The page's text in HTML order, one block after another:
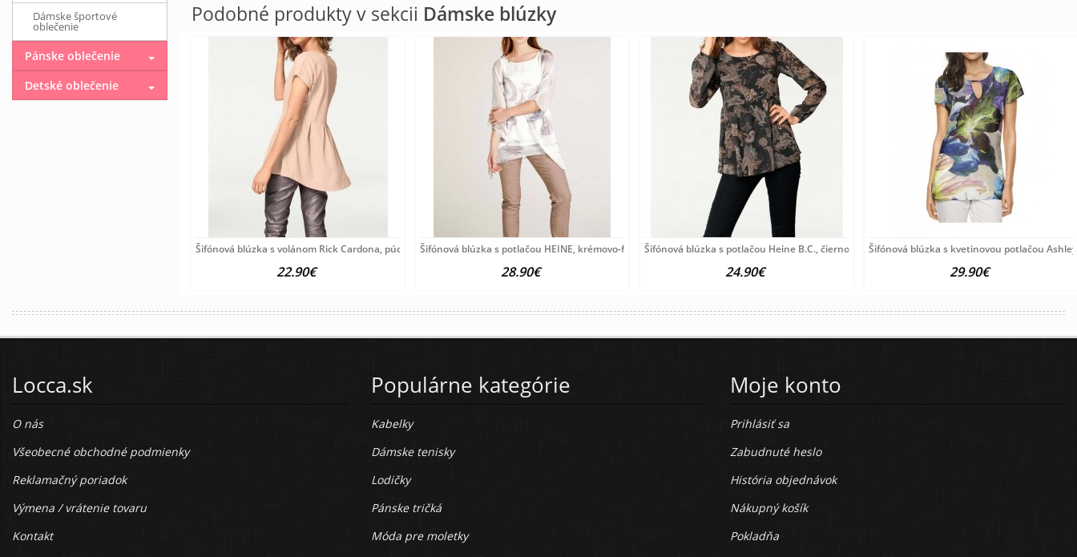
Podobné produkty v sekcii Dámske blúzky
Šifónová blúzka s volánom Rick Cardona, púdrová
22.90€
Šifónová blúzka s potlačou HEINE, krémovo-farebná
28.90€
Šifónová blúzka s potlačou Heine B.C., čierno-farebná
24.90€
Šifónová blúzka s kvetinovou potlačou
29.90€
Dámske športové
oblečenie
Pánske oblečenie
Detské oblečenie
Locca.sk
O nás
Všeobecné obchodné podmienky
Reklamačný poriadok
Výmena / vrátenie tovaru
Kontakt
Populárne kategórie
Kabelky
Dámske tenisky
Lodičky
Pánske tričká
Móda pre moletky
Moje konto
Prihlásiť sa
Zabudnuté heslo
História objednávok
Nákupný košík
Pokladňa